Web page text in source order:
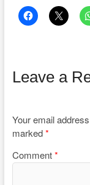
Leave a
Your email
marked*
Comment*